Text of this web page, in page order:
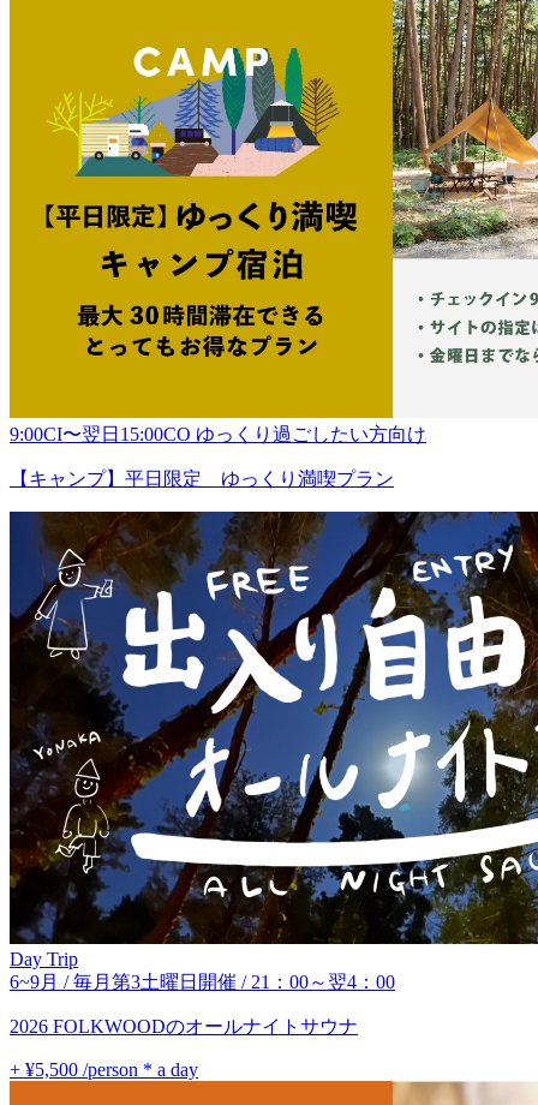
9:00CI〜翌日15:00CO ゆっくり過ごしたい方向け
【キャンプ】平日限定 ゆっくり満喫プラン
Day Trip
6~9月 / 毎月第3土曜日開催 / 21：00～翌4：00
2026 FOLKWOODのオールナイトサウナ
+ ¥5,500 /person * a day